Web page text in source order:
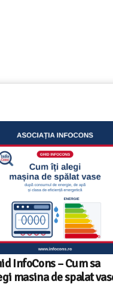
la televizor- 8
utile ca să auzi clar